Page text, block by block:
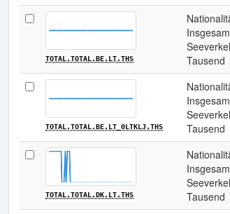
TOTAL.TOTAL.BE.LT.THS
Tausend
TOTAL.TOTAL.BE.LT_0LTKLJ.THS
Tausend
TOTAL.TOTAL.DK.LT.THS
Tausend